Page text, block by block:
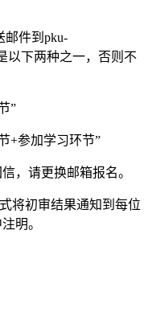
邮件到pku-
以下两种之一，否则不
”
+参加学习环节”
，请更换邮箱报名。
将初审结果通知到每位
明。